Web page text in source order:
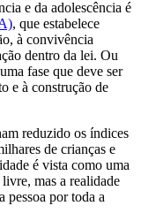
e da adolescência é
, que estabelece
à convivência
dentro da lei. Ou
fase que deve ser
e à construção de
reduzido os índices
de crianças e
é vista como uma
mas a realidade
pessoa por toda a